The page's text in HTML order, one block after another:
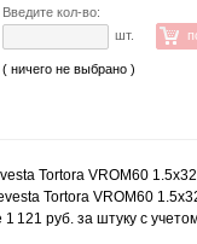
Введите кол-во:
шт.
( ничего не выбрано )
Tortora VROM60
Tortora VROM60
руб. за штуку с